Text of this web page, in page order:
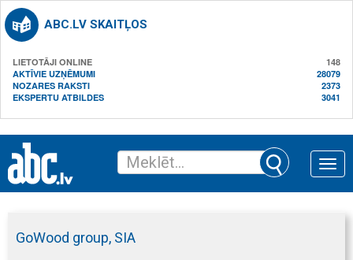
ABC.LV SKAITĻOS
LIETOTĀJI ONLINE
148
AKTĪVIE UZŅĒMUMI
28079
NOZARES RAKSTI
2373
EKSPERTU ATBILDES
3041
Toggle
GoWood group, SIA